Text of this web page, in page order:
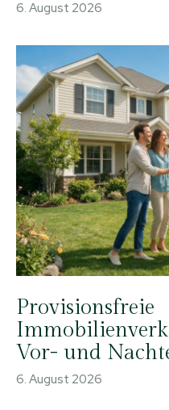
6. August 2026
Provisionsfreie
Vor- und
6. August 2026